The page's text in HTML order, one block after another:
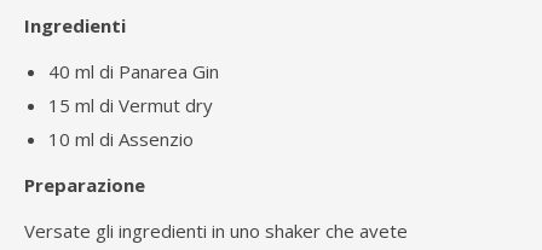
Ingredienti
40 ml di Panarea Gin
15 ml di Vermut dry
10 ml di Assenzio
Preparazione
Versate gli ingredienti in uno shaker che avete